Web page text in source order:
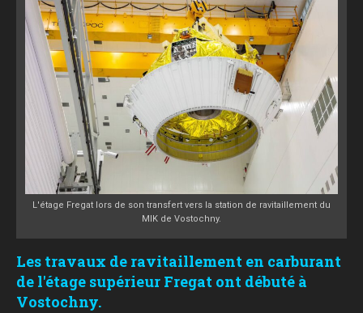
L'étage Fregat lors de son transfert vers la station de ravitaillement du
MIK de Vostochny.
Les travaux de ravitaillement en carburant
de l'étage supérieur Fregat ont débuté à
Vostochny.